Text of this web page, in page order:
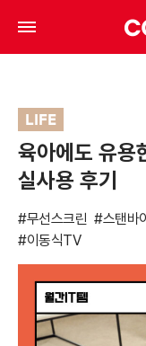
LIFE
육아에도 유용
실사용 후기
#무선스크린 #스탠바
#이동식TV